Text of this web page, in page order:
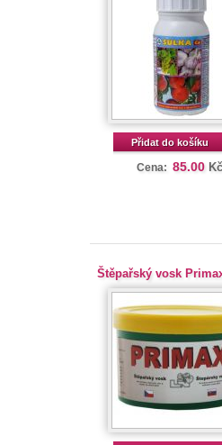
Přidat do košíku
Cena: 85.00 Kč
Štěpařský vosk